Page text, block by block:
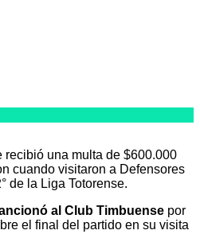
recibió una multa de $600.000
cuando visitaron a Defensores
de la Liga Totorense.
al Club Timbuense por
el final del partido en su visita